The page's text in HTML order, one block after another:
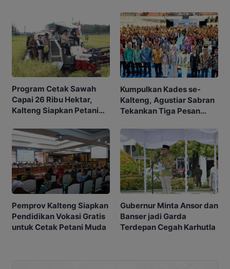
Program Cetak Sawah
Capai 26 Ribu Hektar,
Kalteng Siapkan Petani
Kumpulkan Kades se-
Kalteng, Agustiar Sabran
Tekankan Tiga Pesan
Pemprov Kalteng Siapkan
Pendidikan Vokasi Gratis
untuk Cetak Petani Muda
Gubernur Minta Ansor dan
Banser jadi Garda
Terdepan Cegah Karhutla